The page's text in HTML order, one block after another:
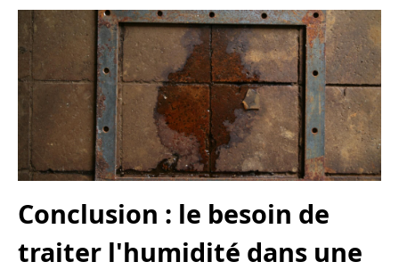
Conclusion : le besoin de
traiter l'humidité dans une